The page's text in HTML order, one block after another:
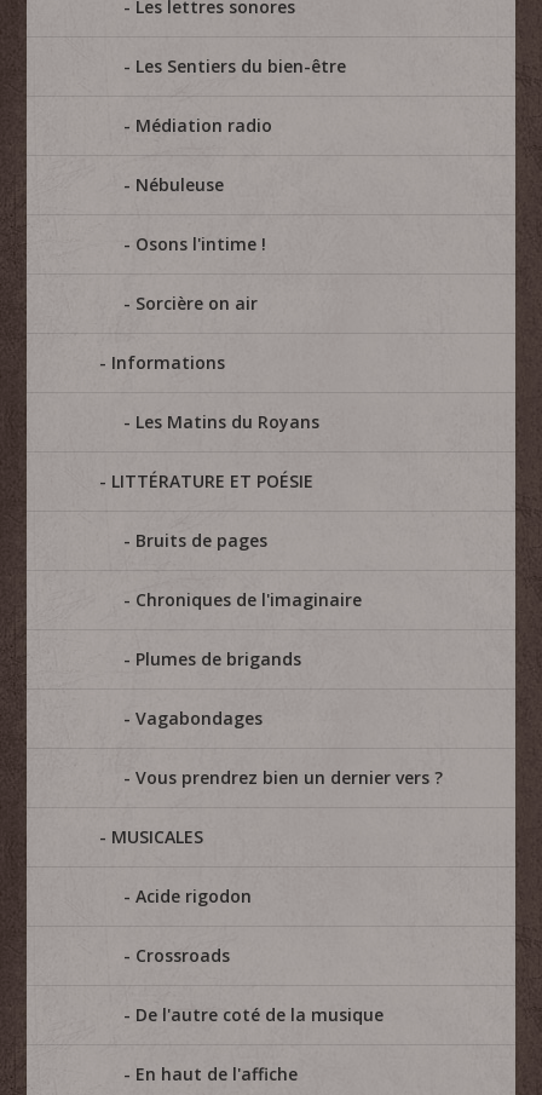
Les lettres sonores
Les Sentiers du bien-être
Médiation radio
Nébuleuse
Osons l'intime !
Sorcière on air
Informations
Les Matins du Royans
LITTÉRATURE ET POÉSIE
Bruits de pages
Chroniques de l'imaginaire
Plumes de brigands
Vagabondages
Vous prendrez bien un dernier vers ?
MUSICALES
Acide rigodon
Crossroads
De l'autre coté de la musique
En haut de l'affiche